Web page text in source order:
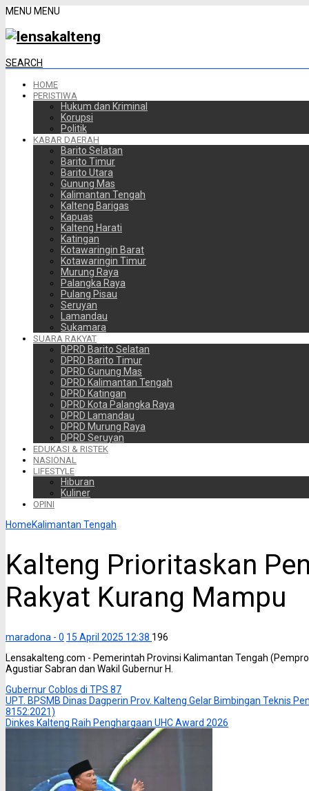
MENU MENU
SEARCH
HOME
PERISTIWA
Hukum dan Kriminal
Korupsi
Politik
KABAR DAERAH
Barito Selatan
Barito Timur
Barito Utara
Gunung Mas
Kalimantan Tengah
Kalteng Barigas
Kapuas
Kalteng Harati
Katingan
Kotawaringin Barat
Kotawaringin Timur
Murung Raya
Palangka Raya
Pulang Pisau
Seruyan
Lamandau
Sukamara
SUARA RAKYAT
DPRD Barito Selatan
DPRD Barito Timur
DPRD Gunung Mas
DPRD Kalimantan Tengah
DPRD Katingan
DPRD Kota Palangka Raya
DPRD Lamandau
DPRD Murung Raya
DPRD Seruyan
EDUKASI & RISTEK
NASIONAL
LIFESTYLE
Hiburan
Kuliner
OPINI
HomeKalimantan Tengah
Kalteng Prioritaskan
Rakyat Kurang Mampu
maradona - 0 15 April 2025 12:38 196
Lensakalteng.com - Pemerintah Provinsi Kalimantan Tengah
Agustiar Sabran dan Wakil Gubernur H.
Gubernur Coblos di TPS 87
UPT. BPSMB Dinas Dagperin Prov. Kalteng Gelar Bimbingan Teknis
8152:2021)
Dinkes Kalteng Raih Penghargaan UHC Award 2026